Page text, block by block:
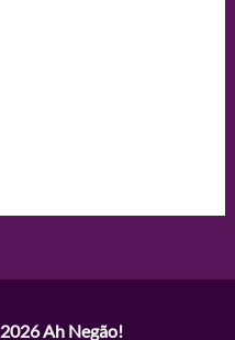
Ah Negão!